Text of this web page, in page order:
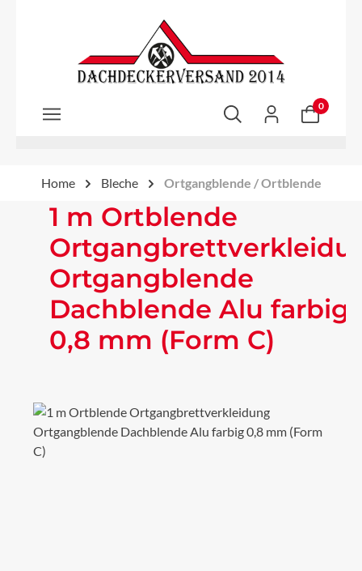
Zum Hauptinhalt springen
0
Home Bleche Ortgangblende / Ortblende
1 m Ortblende
Ortgangblende
Dachblende Alu farbig
0,8 mm (Form C)
Bildergalerie überspringen